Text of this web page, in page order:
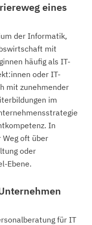
eines
der Informatik,
mit
häufig als IT-
oder IT-
mit zunehmender
im
In
oft über
oder
Ebene.
für IT